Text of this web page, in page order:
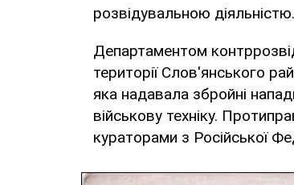
розвідувальною діяльністю.
Департаментом
території Слов'янського
яка надавала збройні
військову техніку.
кураторами з Російської